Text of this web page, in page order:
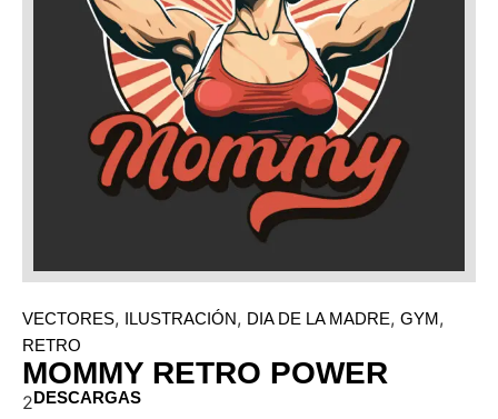
VECTORES, ILUSTRACIÓN, DIA DE LA MADRE, GYM,
RETRO
MOMMY RETRO POWER
2DESCARGAS